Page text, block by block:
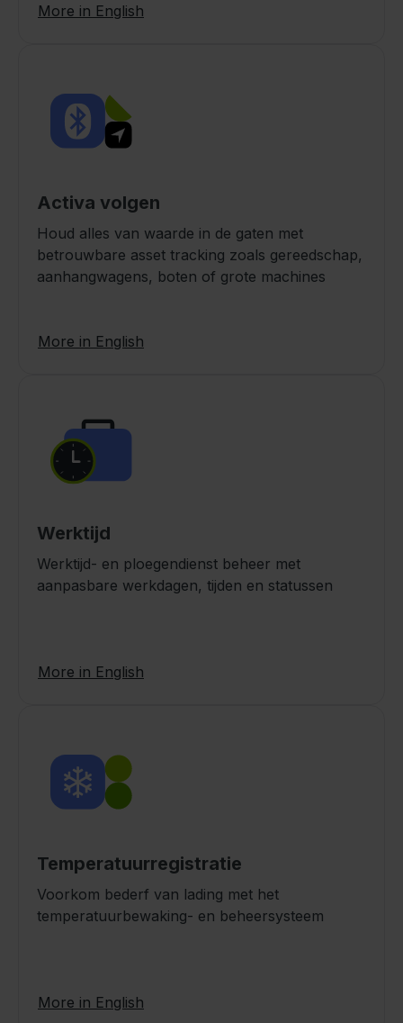
More in English
Activa volgen
Houd alles van waarde in de gaten met
betrouwbare asset tracking zoals gereedschap,
aanhangwagens, boten of grote machines
More in English
Werktijd
Werktijd- en ploegendienst beheer met
aanpasbare werkdagen, tijden en statussen
More in English
Temperatuurregistratie
Voorkom bederf van lading met het
temperatuurbewaking- en beheersysteem
More in English